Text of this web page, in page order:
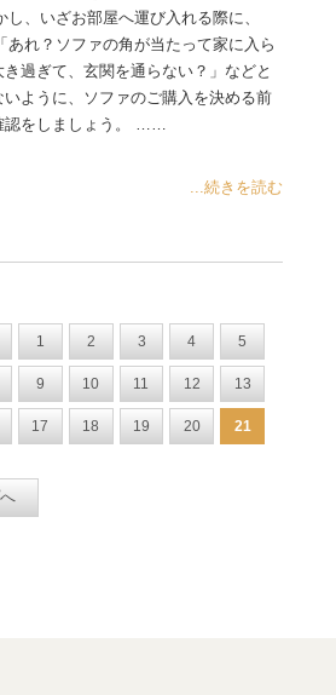
し、いざお部屋へ運び入れる際に、
「あれ？ソファの角が当たって家に入ら
過ぎて、玄関を通らない？」などと
ように、ソファのご購入を決める前
認をしましょう。 ……
...続きを読む
1 2 3 4 5
9 10 11 12 13
17 18 19 20 21